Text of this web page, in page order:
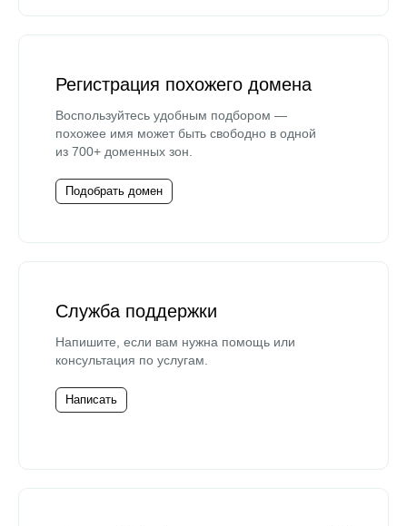
Регистрация похожего домена
Воспользуйтесь удобным подбором —
похожее имя может быть свободно в одной
из 700+ доменных зон.
Подобрать домен
Служба поддержки
Напишите, если вам нужна помощь или
консультация по услугам.
Написать